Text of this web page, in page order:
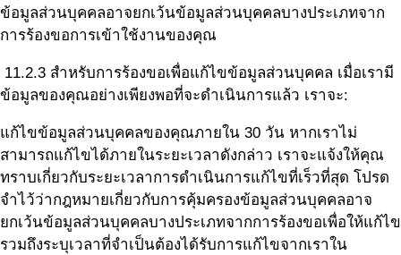
ข้อมูลส่วนบุคคลอาจยกเว้นข้อมูลส่วนบุคคลบางประเภทจาก
การร้องขอการเข้าใช้งานของคุณ
11.2.3 สำหรับการร้องขอเพื่อแก้ไขข้อมูลส่วนบุคคล เมื่อเรามี
ข้อมูลของคุณอย่างเพียงพอที่จะดำเนินการแล้ว เราจะ:
แก้ไขข้อมูลส่วนบุคคลของคุณภายใน 30 วัน หากเราไม่
สามารถแก้ไขได้ภายในระยะเวลาดังกล่าว เราจะแจ้งให้คุณ
ทราบเกี่ยวกับระยะเวลาการดำเนินการแก้ไขที่เร็วที่สุด โปรด
จำไว้ว่ากฎหมายเกี่ยวกับการคุ้มครองข้อมูลส่วนบุคคลอาจ
ยกเว้นข้อมูลส่วนบุคคลบางประเภทจากการร้องขอเพื่อให้แก้ไข
รวมถึงระบุเวลาที่จำเป็นต้องได้รับการแก้ไขจากเราใน